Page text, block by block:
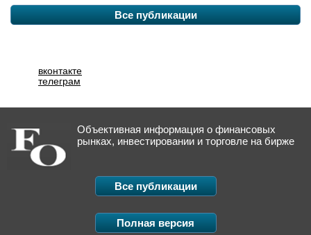
Все публикации
вконтакте
телеграм
Объективная информация о финансовых
рынках, инвестировании и торговле на бирже
Все публикации
Полная версия